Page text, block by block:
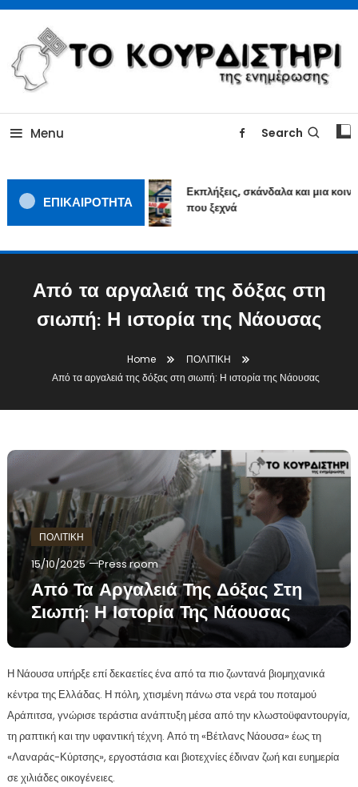
Skip
Content
TOKOURDISTIRI.GR
Menu Search
ΕΠΙΚΑΙΡΟΤΗΤΑ
Εκπλήξεις, σκάνδαλα και μια
που ξεχνά
Από τα αργαλειά της δόξας στη
σιωπή: Η ιστορία της Νάουσας
Home
ΠΟΛΙΤΙΚΗ
Από τα αργαλειά της δόξας στη σιωπή: Η ιστορία της Νάουσας
ΠΟΛΙΤΙΚΗ
15/10/2025 Press room
Από Τα Αργαλειά Της Δόξας Στη
Σιωπή: Η Ιστορία Της Νάουσας
Η Νάουσα υπήρξε επί δεκαετίες ένα από τα πιο ζωντανά βιομηχανικά
κέντρα της Ελλάδας. Η πόλη, χτισμένη πάνω στα νερά του ποταμού
Αράπιτσα, γνώρισε τεράστια ανάπτυξη μέσα από την κλωστοϋφαντουργία,
τη ραπτική και την υφαντική τέχνη. Από τη «Βέτλανς Νάουσα» έως τη
«Λαναράς-Κύρτσης», εργοστάσια και βιοτεχνίες έδιναν ζωή και ευημερία
σε χιλιάδες οικογένειες.